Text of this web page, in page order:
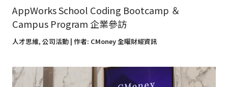
AppWorks School Coding Bootcamp ＆
Campus Program 企業參訪
人才思維, 公司活動| 作者: CMoney 全曜財經資訊